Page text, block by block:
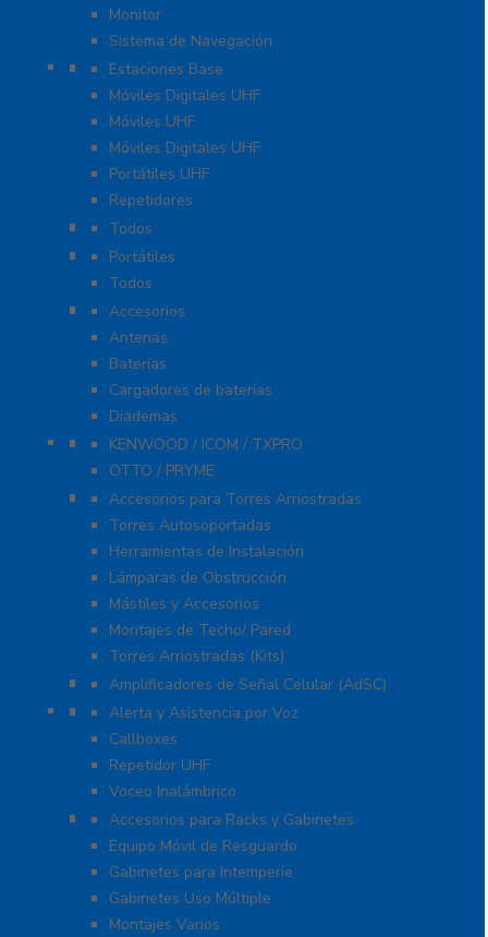
Monitor
Sistema de Navegación
Radios Comerciales ICOM / KENWOOD
Estaciones Base
Móviles Digitales UHF
Móviles UHF
Móviles Digitales UHF
Portátiles UHF
Repetidores
Radios ICOM WiFi
Todos
Radios Marinos
Portátiles
Todos
Accesorios para KENWOOD
Accesorios
Antenas
Baterías
Cargadores de baterías
Diademas
Refacciones
KENWOOD / ICOM / TXPRO
OTTO / PRYME
Torres y Mástiles
Accesorios para Torres Arriostradas
Torres Autosoportadas
Herramientas de Instalación
Lámparas de Obstrucción
Mástiles y Accesorios
Montajes de Techo/ Pared
Torres Arriostradas (Kits)
Cobertura para Celular 4G LTE, 3G y Voz
Amplificadores de Señal Celular (AdSC)
Soluciones RITRON
Alerta y Asistencia por Voz
Callboxes
Repetidor UHF
Voceo Inalámbrico
Racks y Gabinetes
Accesorios para Racks y Gabinetes
Equipo Móvil de Resguardo
Gabinetes para Intemperie
Gabinetes Uso Múltiple
Montajes Varios